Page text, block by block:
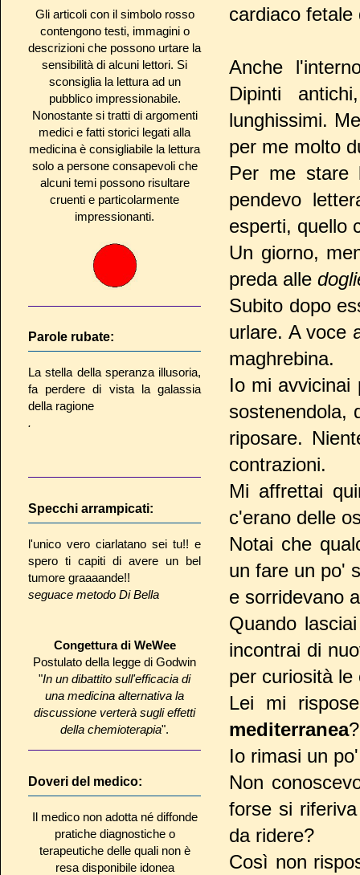
cardiaco
Anche
Dipinti
lunghissimi.
per me molto
Per me stare
pendevo
esperti, quello
Un giorno,
preda alle
Subito dopo
urlare. A voce
maghrebina.
Io mi avvicinai
sostenendola,
riposare.
contrazioni.
Mi affrettai
c'erano delle
Notai che
un fare un po'
e sorridevano
Quando
incontrai di
per curiosità le
Lei mi
mediterranea
Io rimasi un
Non
forse si
da ridere?
Così non
Gli articoli con il simbolo rosso
contengono testi, immagini o
descrizioni che possono urtare la
sensibilità di alcuni lettori. Si
sconsiglia la lettura ad un
pubblico impressionabile.
Nonostante si tratti di argomenti
medici e fatti storici legati alla
medicina è consigliabile la lettura
solo a persone consapevoli che
alcuni temi possono risultare
cruenti e particolarmente
impressionanti.
Parole rubate:
La stella della speranza illusoria,
fa perdere di vista la galassia
della ragione
.
Specchi arrampicati:
l'unico vero ciarlatano sei tu!! e
spero ti capiti di avere un bel
tumore graaaande!!
seguace metodo Di Bella
Congettura di WeWee
Postulato della legge di Godwin
"In un dibattito sull'efficacia di
una medicina alternativa la
discussione verterà sugli effetti
della chemioterapia".
Doveri del medico:
Il medico non adotta né diffonde
pratiche diagnostiche o
terapeutiche delle quali non è
resa disponibile idonea